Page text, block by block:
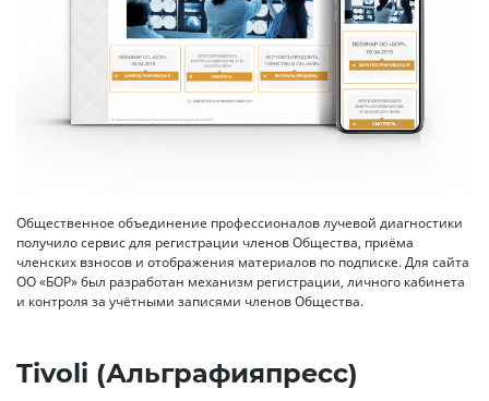
Общественное объединение профессионалов лучевой диагностики
получило сервис для регистрации членов Общества, приёма
членских взносов и отображения материалов по подписке. Для сайта
ОО «БОР» был разработан механизм регистрации, личного кабинета
и контроля за учётными записями членов Общества.
Tivoli (Альграфияпресс)